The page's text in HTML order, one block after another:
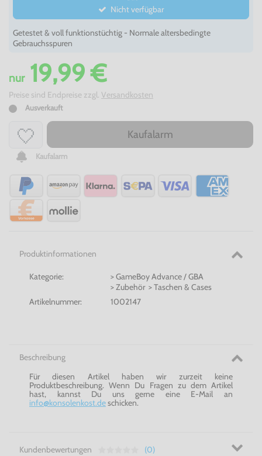
Nicht verfügbar
Getestet & voll funktionstüchtig - Normale altersbedingte
Gebrauchsspuren
nur19,99 €
Preise sind Endpreise zzgl. Versandkosten
Ausverkauft
Kaufalarm
Kaufalarm
Produktinformationen
Kategorie:
> GameBoy Advance / GBA
> Zubehör > Taschen & Cases
Artikelnummer:
1002147
Beschreibung
Für diesen Artikel haben wir zurzeit keine
Produktbeschreibung. Wenn Du Fragen zu dem Artikel
hast, kannst Du uns gerne eine E-Mail an
info@konsolenkost.deschicken.
Kundenbewertungen (0)